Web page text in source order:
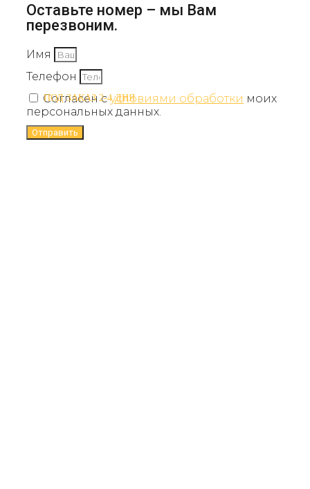
ПОД ЗАКАЗ 2-4 ДНЯ
Оставьте номер – мы Вам
перезвоним.
Имя
Телефон
Согласен сусловиями обработки моих
персональных данных.
Отправить